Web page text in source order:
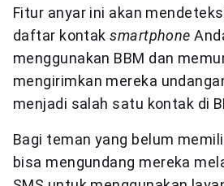
Fitur anyar ini akan
daftar kontaksmartphone
menggunakan BBM dan
mengirimkan mereka
menjadi salah satu kontak di
Bagi teman yang belum
bisa mengundang mereka